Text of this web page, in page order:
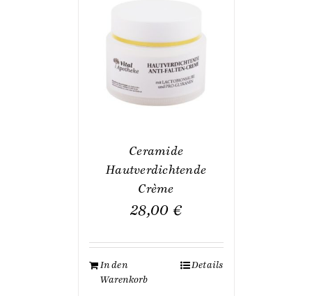
Ceramide
Hautverdichtende
Crème
28,00 €
In den
Warenkorb
Details